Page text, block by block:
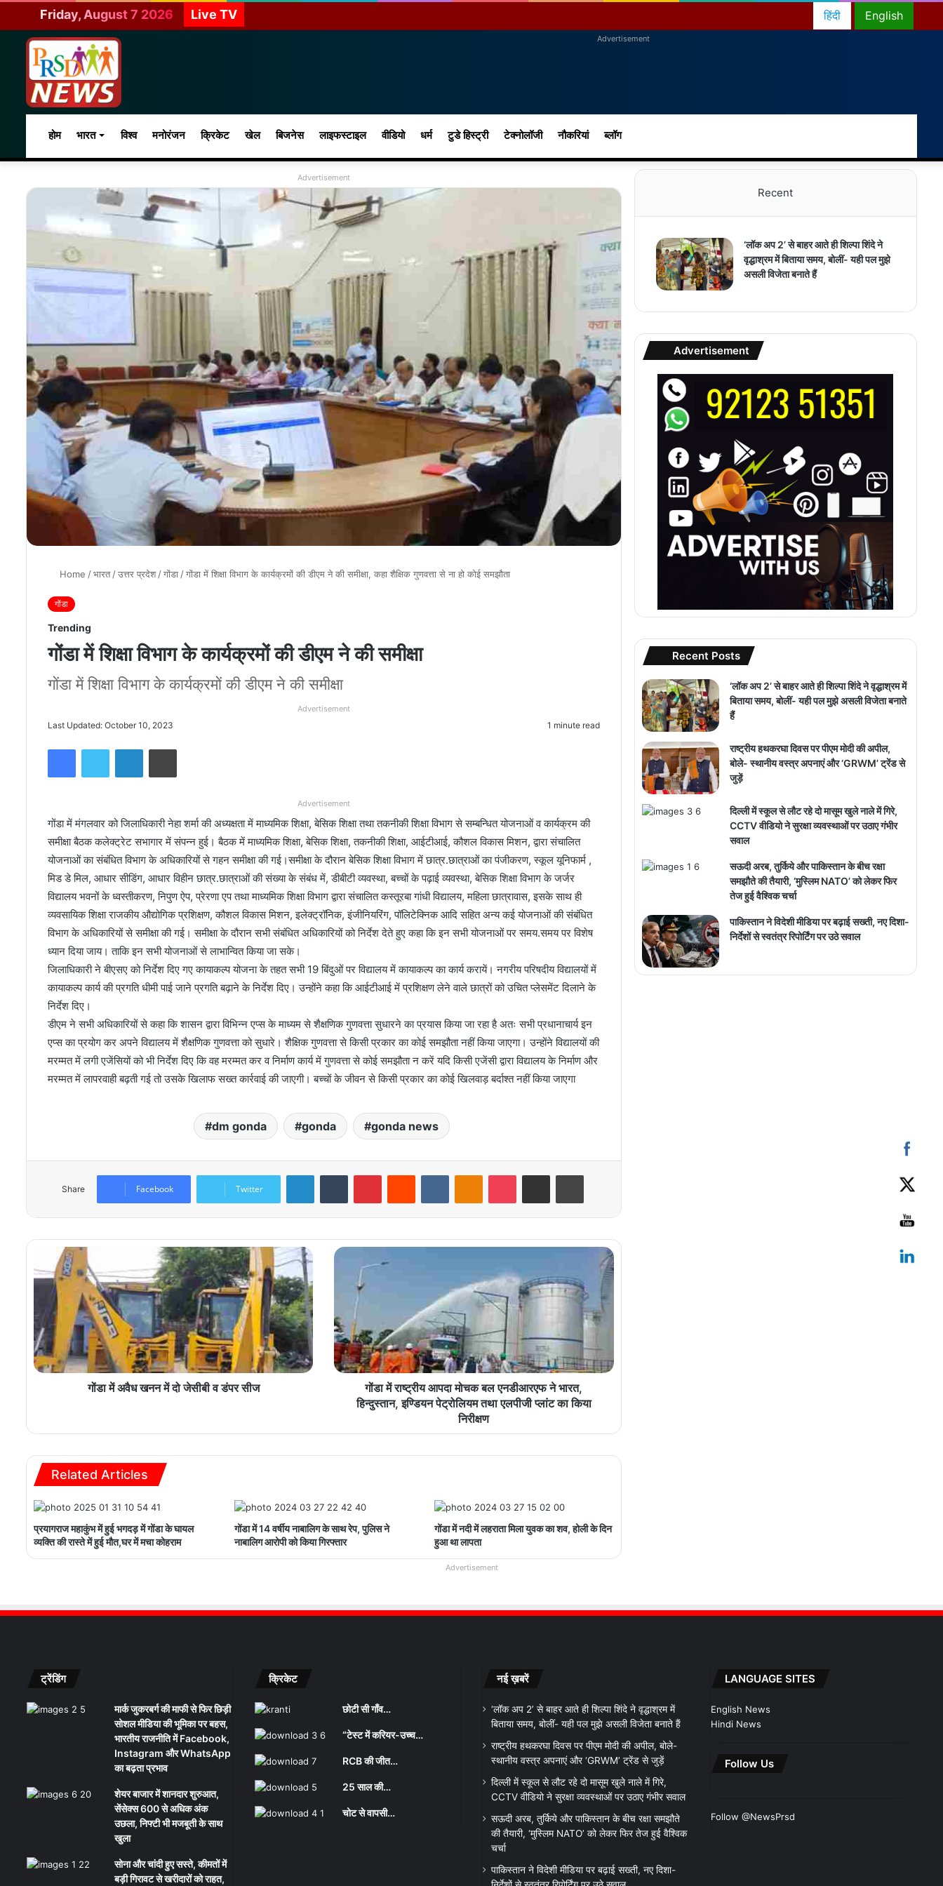
Friday, August 7 2026 Live TV English
हिंदी
Advertisement
होम भारत विश्व मनोरंजन क्रिकेट खेल बिजनेस लाइफस्टाइल वीडियो धर्म टुडे हिस्ट्री टेक्नोलॉजी नौकरियां ब्लॉग
for
Advertisement
Home /भारत /उत्तर प्रदेश /गोंडा /गोंडा में शिक्षा विभाग के कार्यक्रमों की डीएम ने की समीक्षा, कहा शैक्षिक गुणवत्ता से ना हो कोई समझौता
गोंडा
Trending
गोंडा में शिक्षा विभाग के कार्यक्रमों की डीएम ने की समीक्षा
गोंडा में शिक्षा विभाग के कार्यक्रमों की डीएम ने की समीक्षा
Advertisement
Last Updated: October 10, 2023 1 minute read
FacebookTwitter LinkedInPrint
Advertisement
गोंडा में मंगलवार को जिलाधिकारी नेहा शर्मा की अध्यक्षता में माध्यमिक शिक्षा, बेसिक शिक्षा तथा तकनीकी शिक्षा विभाग से सम्बन्धित योजनाओं व कार्यक्रम की
समीक्षा बैठक कलेक्ट्रेट सभागार में संपन्न हुई। बैठक में माध्यमिक शिक्षा, बेसिक शिक्षा, तकनीकी शिक्षा, आईटीआई, कौशल विकास मिशन, द्वारा संचालित
योजनाओं का संबंधित विभाग के अधिकारियों से गहन समीक्षा की गई।समीक्षा के दौरान बेसिक शिक्षा विभाग में छात्र.छात्राओं का पंजीकरण, स्कूल यूनिफार्म ,
मिड डे मिल, आधार सीडिंग, आधार विहीन छात्र.छात्राओं की संख्या के संबंध में, डीबीटी व्यवस्था, बच्चों के पढ़ाई व्यवस्था, बेसिक शिक्षा विभाग के जर्जर
विद्यालय भवनों के ध्वस्तीकरण, निपुण ऐप, प्रेरणा एप तथा माध्यमिक शिक्षा विभाग द्वारा संचालित कस्तूरबा गांधी विद्यालय, महिला छात्रावास, इसके साथ ही
व्यवसायिक शिक्षा राजकीय औद्योगिक प्रशिक्षण, कौशल विकास मिशन, इलेक्ट्रॉनिक, इंजीनियरिंग, पॉलिटेक्निक आदि सहित अन्य कई योजनाओं की संबंधित
विभाग के अधिकारियों से समीक्षा की गई। समीक्षा के दौरान सभी संबंधित अधिकारियों को निर्देश देते हुए कहा कि इन सभी योजनाओं पर समय.समय पर विशेष
ध्यान दिया जाय। ताकि इन सभी योजनाओं से लाभान्वित किया जा सके।
जिलाधिकारी ने बीएसए को निर्देश दिए गए कायाकल्प योजना के तहत सभी 19 बिंदुओं पर विद्यालय में कायाकल्प का कार्य करायें। नगरीय परिषदीय विद्यालयों में
कायाकल्प कार्य की प्रगति धीमी पाई जाने प्रगति बढ़ाने के निर्देश दिए। उन्होंने कहा कि आईटीआई में प्रशिक्षण लेने वाले छात्रों को उचित प्लेसमेंट दिलाने के
निर्देश दिए।
डीएम ने सभी अधिकारियों से कहा कि शासन द्वारा विभिन्न एप्स के माध्यम से शैक्षणिक गुणवत्ता सुधारने का प्रयास किया जा रहा है अतः सभी प्रधानाचार्य इन
एप्स का प्रयोग कर अपने विद्यालय में शैक्षणिक गुणवत्ता को सुधारे। शैक्षिक गुणवत्ता से किसी प्रकार का कोई समझौता नहीं किया जाएगा। उन्होंने विद्यालयों की
मरम्मत में लगी एजेंसियों को भी निर्देश दिए कि वह मरम्मत कर व निर्माण कार्य में गुणवत्ता से कोई समझौता न करें यदि किसी एजेंसी द्वारा विद्यालय के निर्माण और
मरम्मत में लापरवाही बढ़ती गई तो उसके खिलाफ सख्त कार्रवाई की जाएगी। बच्चों के जीवन से किसी प्रकार का कोई खिलवाड़ बर्दाश्त नहीं किया जाएगा
dm gonda gonda gonda news
Share Facebook Twitter
LinkedInTumblr PinterestReddit VKontakteOdnoklassniki
Pocket Share via Email Print
गोंडा में अवैध खनन में दो जेसीबी व डंपर सीज
गोंडा में राष्ट्रीय आपदा मोचक बल एनडीआरएफ ने भारत,
हिन्दुस्तान, इण्डियन पेट्रोलियम तथा एलपीजी प्लांट का किया
निरीक्षण
Related Articles
प्रयागराज महाकुंभ में हुई भगदड़ में गोंडा के घायल
व्यक्ति की रास्ते में हुई मौत,घर में मचा कोहराम
गोंडा में 14 वर्षीय नाबालिग के साथ रेप, पुलिस ने
नाबालिग आरोपी को किया गिरफ्तार
गोंडा में नदी में लहराता मिला युवक का शव, होली के दिन
हुआ था लापता
Recent
‘लॉक अप 2’ से बाहर आते ही शिल्पा शिंदे ने
वृद्धाश्रम में बिताया समय, बोलीं- यही पल मुझे
असली विजेता बनाते हैं
Advertisement
Recent Posts
‘लॉक अप 2’ से बाहर आते ही शिल्पा शिंदे ने वृद्धाश्रम में
बिताया समय, बोलीं- यही पल मुझे असली विजेता बनाते
हैं
राष्ट्रीय हथकरघा दिवस पर पीएम मोदी की अपील,
बोले- स्थानीय वस्त्र अपनाएं और ‘GRWM’ ट्रेंड से
जुड़ें
दिल्ली में स्कूल से लौट रहे दो मासूम खुले नाले में गिरे,
CCTV वीडियो ने सुरक्षा व्यवस्थाओं पर उठाए गंभीर
सवाल
सऊदी अरब, तुर्किये और पाकिस्तान के बीच रक्षा
समझौते की तैयारी, ‘मुस्लिम NATO’ को लेकर फिर
तेज हुई वैश्विक चर्चा
पाकिस्तान ने विदेशी मीडिया पर बढ़ाई सख्ती, नए दिशा-
निर्देशों से स्वतंत्र रिपोर्टिंग पर उठे सवाल
Advertisement
ट्रेंडिंग
मार्क जुकरबर्ग की माफी से फिर छिड़ी
सोशल मीडिया की भूमिका पर बहस,
भारतीय राजनीति में Facebook,
Instagram और WhatsApp
का बढ़ता प्रभाव
शेयर बाजार में शानदार शुरुआत,
सेंसेक्स 600 से अधिक अंक
उछला, निफ्टी भी मजबूती के साथ
खुला
सोना और चांदी हुए सस्ते, कीमतों में
बड़ी गिरावट से खरीदारों को राहत,
क्रिकेट
छोटी सी गाँव…
“टेस्ट में करियर-उच्च…
RCB की जीत…
25 साल की…
चोट से वापसी…
नई ख़बरें
‘लॉक अप 2’ से बाहर आते ही शिल्पा शिंदे ने वृद्धाश्रम में
बिताया समय, बोलीं- यही पल मुझे असली विजेता बनाते हैं
राष्ट्रीय हथकरघा दिवस पर पीएम मोदी की अपील, बोले-
स्थानीय वस्त्र अपनाएं और ‘GRWM’ ट्रेंड से जुड़ें
दिल्ली में स्कूल से लौट रहे दो मासूम खुले नाले में गिरे,
CCTV वीडियो ने सुरक्षा व्यवस्थाओं पर उठाए गंभीर सवाल
सऊदी अरब, तुर्किये और पाकिस्तान के बीच रक्षा समझौते
की तैयारी, ‘मुस्लिम NATO’ को लेकर फिर तेज हुई वैश्विक
चर्चा
पाकिस्तान ने विदेशी मीडिया पर बढ़ाई सख्ती, नए दिशा-
LANGUAGE SITES
English News
Hindi News
Follow Us
Follow @NewsPrsd